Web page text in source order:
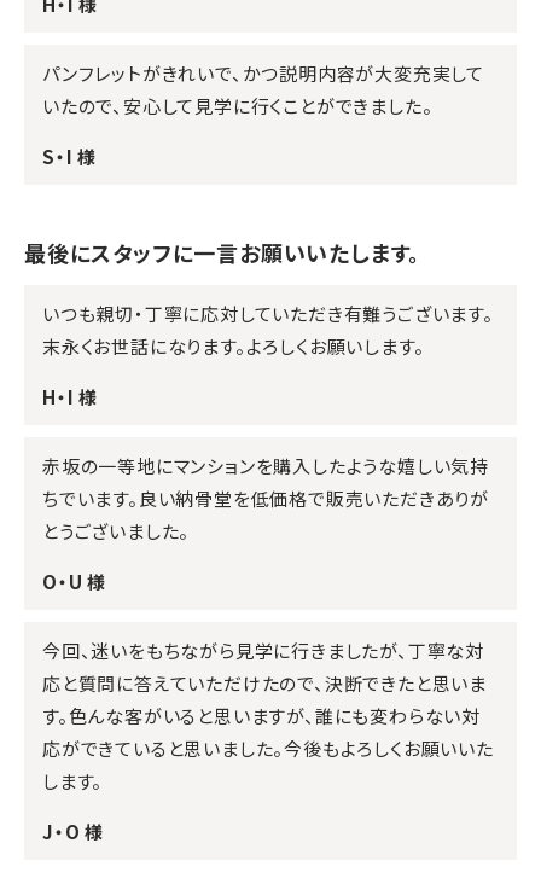
パンフレットがきれいで、かつ説明内容が大変充実して
いたので、安心して見学に行くことができました。
S・I 様
最後にスタッフに一言お願いいたします。
いつも親切・丁寧に応対していただき有難うございます。
末永くお世話になります。よろしくお願いします。
H・I 様
赤坂の一等地にマンションを購入したような嬉しい気持
ちでいます。良い納骨堂を低価格で販売いただきありが
とうございました。
O・U 様
今回、迷いをもちながら見学に行きましたが、丁寧な対
応と質問に答えていただけたので、決断できたと思いま
す。色んな客がいると思いますが、誰にも変わらない対
応ができていると思いました。今後もよろしくお願いいた
します。
J・O 様